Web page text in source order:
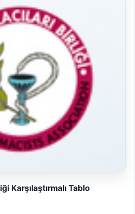
Karşılaştırmalı Tablo